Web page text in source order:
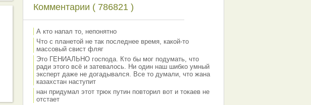
Комментарии ( 786821 )
А кто напал то, непонятно
Что с планетой не так последнее время, какой-то
массовый свист фляг
Это ГЕНИАЛЬНО господа. Кто бы мог подумать, что
ради этого всё и затевалось. Ни один наш шибко умный
эксперт даже не догадывался. Все то думали, что жана
казахстан наступит
нан придумал этот трюк путин повторил вот и токаев не
отстает